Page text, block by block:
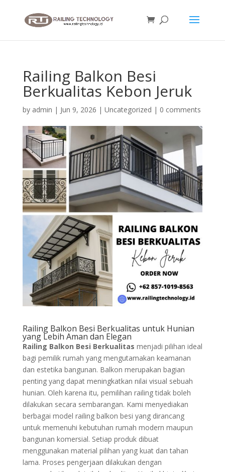
Railing Balkon Besi
Berkualitas Kebon Jeruk
by admin | Jun 9, 2026 | Uncategorized | 0 comments
Railing Balkon Besi Berkualitas untuk Hunian
yang Lebih Aman dan Elegan
Railing Balkon Besi Berkualitas menjadi pilihan ideal
bagi pemilik rumah yang mengutamakan keamanan
dan estetika bangunan. Balkon merupakan bagian
penting yang dapat meningkatkan nilai visual sebuah
hunian. Oleh karena itu, pemilihan railing tidak boleh
dilakukan secara sembarangan. Kami menyediakan
berbagai model railing balkon besi yang dirancang
untuk memenuhi kebutuhan rumah modern maupun
bangunan komersial. Setiap produk dibuat
menggunakan material pilihan yang kuat dan tahan
lama. Proses pengerjaan dilakukan dengan